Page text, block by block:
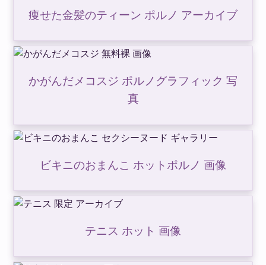
痩せた金髪のティーン ポルノ アーカイブ
かがんだメコスジ ポルノグラフィック 写
真
ビキニのおまんこ ホットポルノ 画像
テニス ホット 画像